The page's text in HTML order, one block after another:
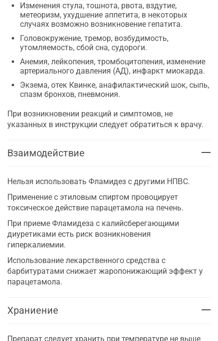
Изменения стула, тошнота, рвота, вздутие,
метеоризм, ухудшение аппетита, в некоторых
случаях возможно возникновение гепатита.
Головокружение, тремор, возбудимость,
утомляемость, сбой сна, судороги.
Анемия, лейкопения, тромбоцитопения, изменение
артериального давления (АД), инфаркт миокарда.
Экзема, отек Квинке, анафилактический шок, сыпь,
спазм бронхов, пневмония.
При возникновении реакций и симптомов, не
указанных в инструкции следует обратиться к врачу.
Взаимодействие
Нельзя использовать Фламидез с другими НПΒС.
Применение с этиловым спиртом провоцирует
токсическое действие парацетамола на печень.
При приеме Фламидеза с калийсберегающими
диуретиками есть риск возникновения
гиперкалиемии.
Использование лекарственного средства с
барбитуратами снижает жаропонижающий эффект у
парацетамола.
Храниение
Препарат следует хранить при температуре не выше